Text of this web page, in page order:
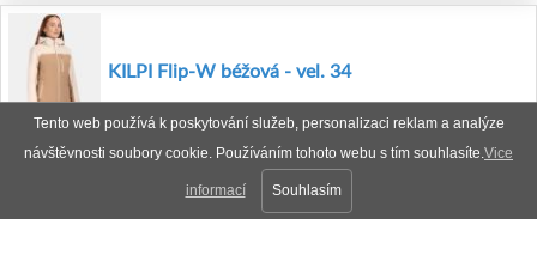
Tento web používá k poskytování služeb, personalizaci reklam a analýze
návštěvnosti soubory cookie. Používáním tohoto webu s tím souhlasíte.Vice
informací Souhlasím
KILPI Flip-W béžová - vel. 34